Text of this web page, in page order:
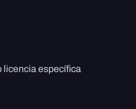
licencia específica